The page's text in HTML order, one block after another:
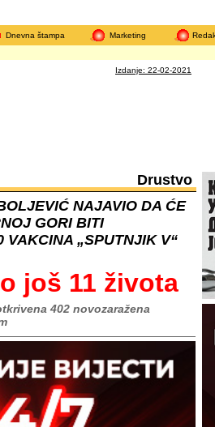
Dnevna štampa Marketing
Izdanje: 22-02-2021
Drustvo
NAJAVIO DA ĆE
GORI BITI
VAKCINA „SPUTNJIK V“
još 11 života
402 novozaražena